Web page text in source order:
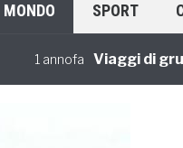
MONDO SPORT
annofa Viaggi di gruppo: